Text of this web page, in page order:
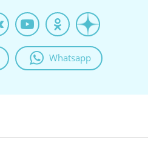
Whatsapp